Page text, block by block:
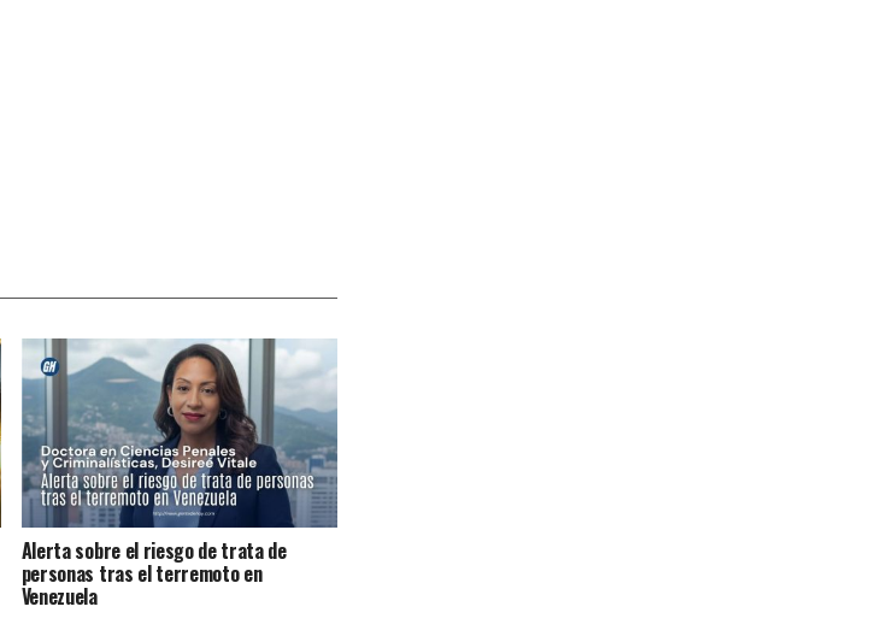
Alerta sobre el riesgo de trata de
personas tras el terremoto en
Venezuela